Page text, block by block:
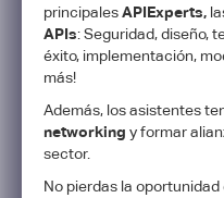
principalesAPIExperts,
APIs: Seguridad, diseño,
éxito, implementación,
más!
Además, los asistentes
networking y formar
sector.
No pierdas la